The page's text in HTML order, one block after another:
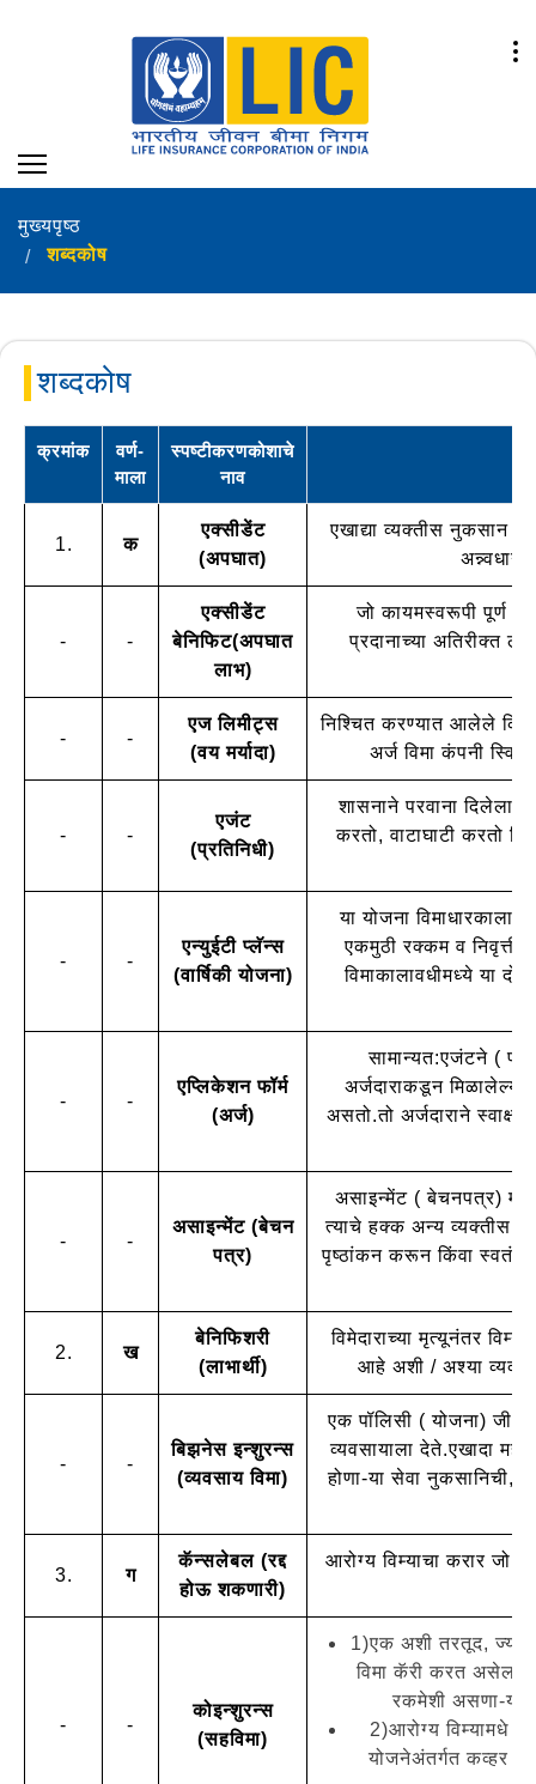
मुख्यपृष्ठ
शब्दकोष
शब्दकोष
क्रमांक
वर्ण-
माला
स्पष्टीकरणकोशाचे
नाव
1. क
एक्सीडेंट
(अपघात)
एखाद्या व्यक्तीस नुकसान /
- -
एक्सीडेंट
बेनिफिट(अपघात
लाभ)
जो कायमस्वरूपी पूर्ण
प्रदानाच्या अतिरीक्त
- -
एज लिमीट्स
(वय मर्यादा)
निश्चित करण्यात आलेले
अर्ज विमा कंपनी
- -
एजंट
(प्रतिनिधी)
शासनाने परवाना दिलेला
करतो, वाटाघाटी करतो
- -
एन्युईटी प्लॅन्स
(वार्षिकी योजना)
या योजना विमाधारकाला
एकमुठी रक्कम व
विमाकालावधीमध्ये या
- -
एप्लिकेशन फॉर्म
(अर्ज)
सामान्यत:एजंटने (
अर्जदाराकडून मिळालेल्या
असतो.तो अर्जदाराने
- -
असाइन्मेंट (बेचन
पत्र)
असाइन्मेंट ( बेचनपत्र)
त्याचे हक्क अन्य व्यक्तीस
पृष्ठांकन करून किंवा
2. ख
बेनिफिशरी
(लाभार्थी)
विमेदाराच्या मृत्यूनंतर
आहे अशी / अश्या
- -
बिझनेस इन्शुरन्स
(व्यवसाय विमा)
एक पॉलिसी ( योजना) जी
व्यवसायाला देते.एखादा
होणा-या सेवा नुकसानिची,
3. ग
कॅन्सलेबल (रद्द
होऊ शकणारी)
आरोग्य विम्याचा करार जो
- -
कोइन्शुरन्स
(सहविमा)
1)एक अशी तरतूद, ज्यामधे,
विमा कॅरी करत असेल
रकमेशी असणा-या
2)आरोग्य विम्यामधे
योजनेअंतर्गत कव्हर